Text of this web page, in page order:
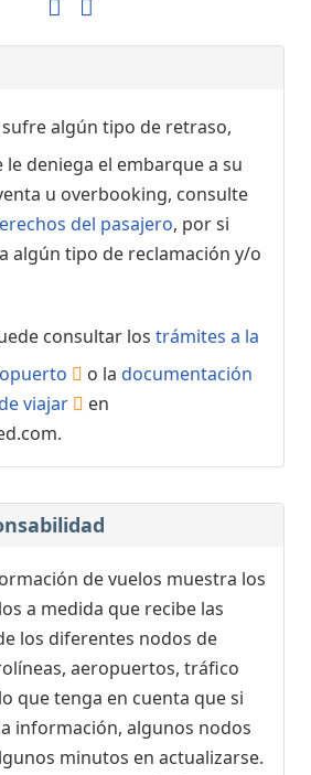
sufre algún tipo de retraso,
le deniega el embarque a su
u overbooking, consulte
del pasajero, por si
algún tipo de reclamación y/o
consultar los trámites a la
o la documentación
viajar
en
de vuelos muestra los
a medida que recibe las
los diferentes nodos de
aeropuertos, tráfico
que tenga en cuenta que si
información, algunos nodos
minutos en actualizarse.